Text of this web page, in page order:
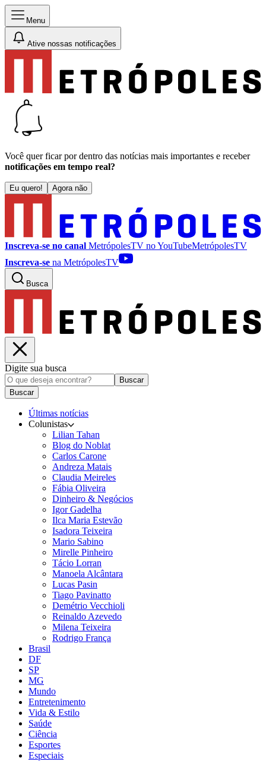
Menu
Ative nossas notificações
Você quer ficar por dentro das notícias mais importantes e receber
notificações em tempo real?
Eu quero! Agora não
Inscreva-se no canal MetrópolesTV noYouTubeMetrópolesTV
Inscreva-se na MetrópolesTV
Busca
Digite sua busca
Buscar
Buscar
Últimas notícias
Colunistas
Lilian Tahan
Blog do Noblat
Carlos Carone
Andreza Matais
Claudia Meireles
Fábia Oliveira
Dinheiro & Negócios
Igor Gadelha
Ilca Maria Estevão
Isadora Teixeira
Mario Sabino
Mirelle Pinheiro
Tácio Lorran
Manoela Alcântara
Lucas Pasin
Tiago Pavinatto
Demétrio Vecchioli
Reinaldo Azevedo
Milena Teixeira
Rodrigo França
Brasil
DF
SP
MG
Mundo
Entretenimento
Vida & Estilo
Saúde
Ciência
Esportes
Especiais